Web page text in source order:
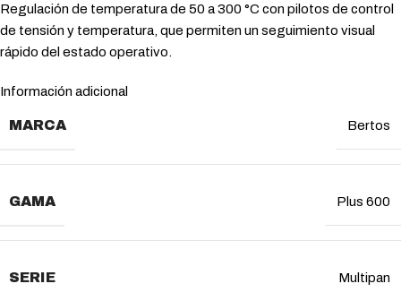
Regulación de temperatura de 50 a 300 °C con pilotos de control
de tensión y temperatura, que permiten un seguimiento visual
rápido del estado operativo.
Información adicional
MARCA Bertos
GAMA Plus 600
SERIE Multipan